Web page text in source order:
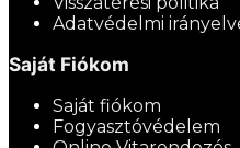
Adatvédelmi
Saját Fiókom
Saját fiókom
Fogyasztóvédelem